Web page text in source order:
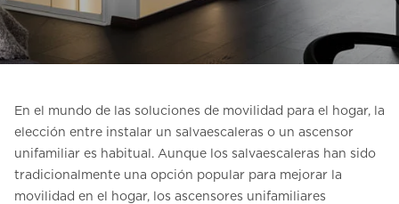
Contacte con nosotros
Pedir una estimación de precio
FAQ
En el mundo de las soluciones de movilidad para el hogar, la
elección entre instalar un salvaescaleras o un ascensor
unifamiliar es habitual. Aunque los salvaescaleras han sido
tradicionalmente una opción popular para mejorar la
movilidad en el hogar, los ascensores unifamiliares